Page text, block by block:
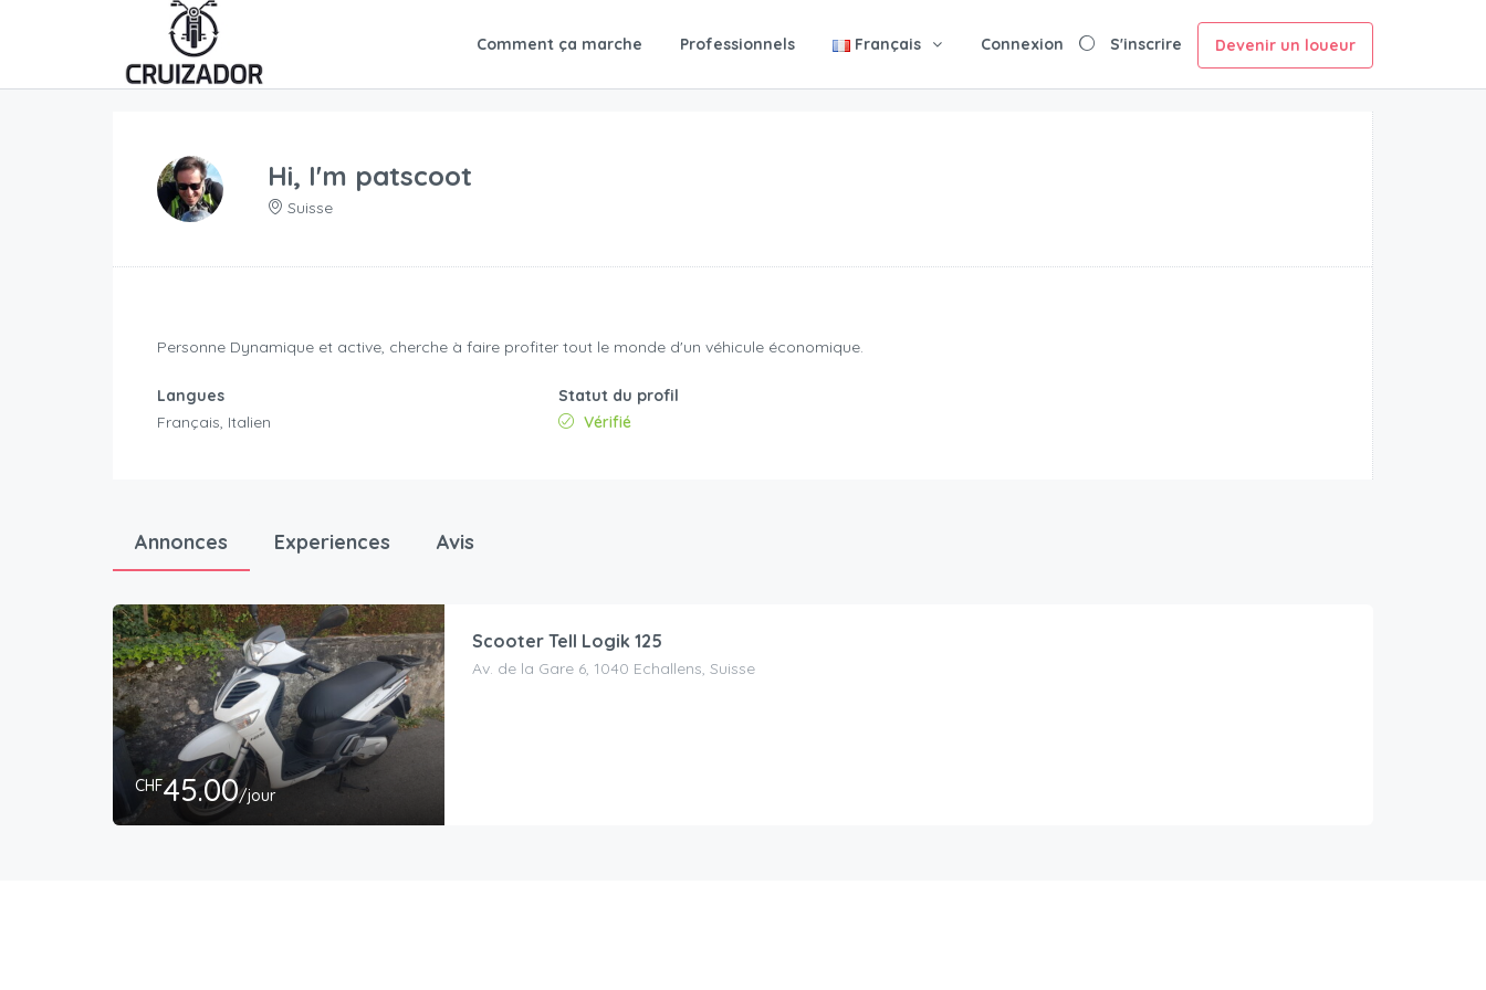
Comment ça marche Professionnels Français Connexion S'inscrire Devenir un loueur
Hi, I'm patscoot
Suisse
Personne Dynamique et active, cherche à faire profiter tout le monde d'un véhicule économique.
Langues
Français, Italien
Statut du profil
Vérifié
Annonces Experiences Avis
CHF45.00/jour
Scooter Tell Logik 125
Av. de la Gare 6, 1040 Echallens, Suisse